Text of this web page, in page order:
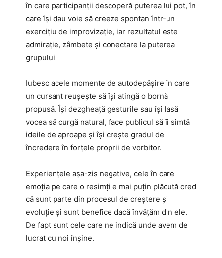
în care participanții descoperă puterea lui pot, în
care își dau voie să creeze spontan într-un
exercițiu de improvizație, iar rezultatul este
admirație, zâmbete și conectare la puterea
grupului.
Iubesc acele momente de autodepășire în care
un cursant reușește să își atingă o bornă
propusă. Își dezgheață gesturile sau își lasă
vocea să curgă natural, face publicul să îi simtă
ideile de aproape și își crește gradul de
încredere în forțele proprii de vorbitor.
Experiențele așa-zis negative, cele în care
emoția pe care o resimți e mai puțin plăcută cred
că sunt parte din procesul de creștere și
evoluție și sunt benefice dacă învățăm din ele.
De fapt sunt cele care ne indică unde avem de
lucrat cu noi înșine.